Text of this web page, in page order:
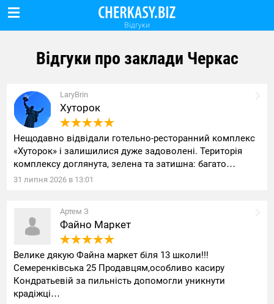
Відгуки
Відгуки про заклади Черкас
LaryBrin
Хуторок
Нещодавно відвідали готельно-ресторанний комплекс
«Хуторок» і залишилися дуже задоволені. Територія
комплексу доглянута, зелена та затишна: багато…
31 липня 2026 в 13:01
Артем З
Файно Маркет
Велике дякую Файна маркет біля 13 школи!!!
Семеренківська 25 Продавцям,особливо касиру
Кондратьевій за пильність допомогли уникнути
крадіжці…